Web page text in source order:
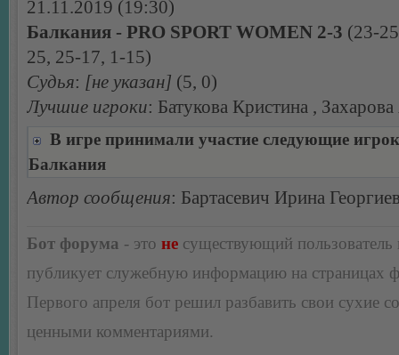
21.11.2019 (19:30)
Балкания - PRO SPORT WOMEN 2-3 (23-
25, 25-17, 1-15)
Судья: [не указан] (5, 0)
Лучшие игроки: Батукова Кристина ,
В игре принимали участие следующие
Балкания
Автор сообщения: Бартасевич Ирина
Бот форума - это не существующий пользователь
публикует служебную информацию на страницах
Первого апреля бот решил разбавить свои сухие
ценными комментариями.